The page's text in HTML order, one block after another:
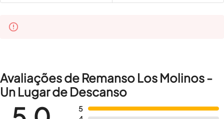
Avaliações de Remanso Los Molinos -
Un Lugar de Descanso
5